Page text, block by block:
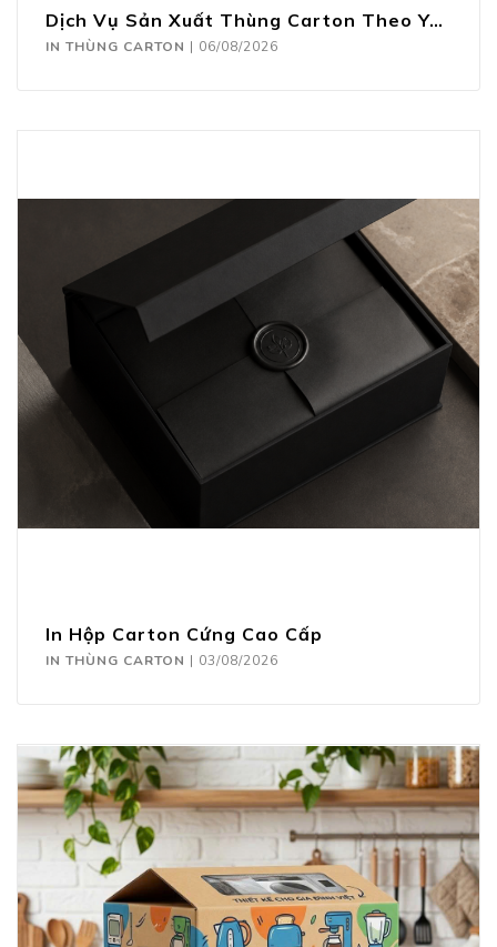
Dịch Vụ Sản Xuất Thùng Carton Theo Yêu Cầu
IN THÙNG CARTON | 06/08/2026
In Hộp Carton Cứng Cao Cấp
IN THÙNG CARTON | 03/08/2026